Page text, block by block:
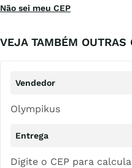
Não sei meu CEP
VEJA TAMBÉM OUTRAS
Olympikus
Digite o CEP para